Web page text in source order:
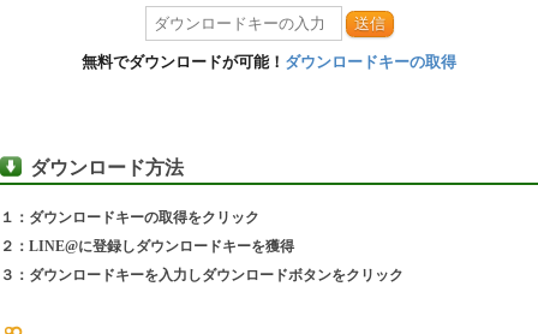
送信
無料でダウンロードが可能！ ダウンロードキーの取得
ダウンロード方法
１：ダウンロードキーの取得をクリック
２：LINE@に登録しダウンロードキーを獲得
３：ダウンロードキーを入力しダウンロードボタンをクリック